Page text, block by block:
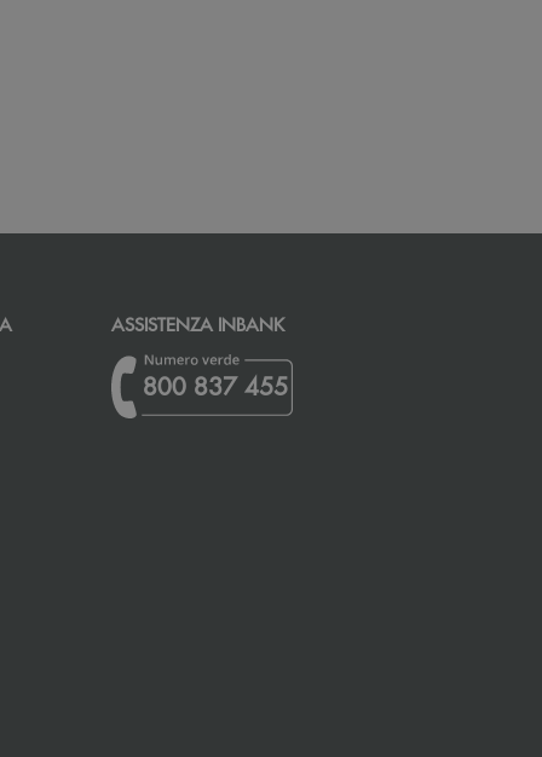
ASSISTENZA INBANK
800 837 455